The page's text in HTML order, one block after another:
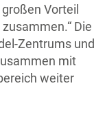
Vorteil
Die
Zentrums und
mit
weiter